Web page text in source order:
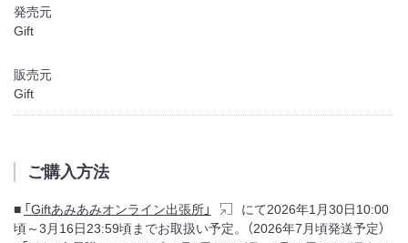
発売元
Gift
販売元
Gift
ご購入方法
■ 「Giftあみあみオンライン出張所」
にて2026年1月30日10:00
頃～3月16日23:59頃までお取扱い予定。（2026年7月頃発送予定）